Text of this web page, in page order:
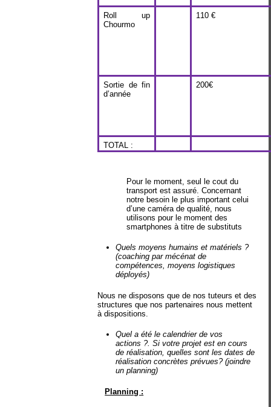
Roll up
Chourmo
110 €
Sortie de fin
d’année
200€
TOTAL :
Pour le moment, seul le cout du
transport est assuré. Concernant
notre besoin le plus important celui
d’une caméra de qualité, nous
utilisons pour le moment des
smartphones à titre de substituts
Quels moyens humains et matériels ?
(coaching par mécénat de
compétences, moyens logistiques
déployés)
Nous ne disposons que de nos tuteurs et des
structures que nos partenaires nous mettent
à dispositions.
Quel a été le calendrier de vos
actions ?. Si votre projet est en cours
de réalisation, quelles sont les dates de
réalisation concrètes prévues? (joindre
un planning)
Planning :